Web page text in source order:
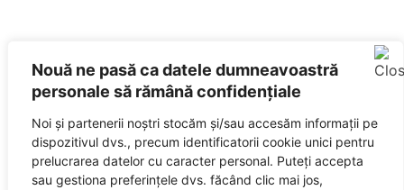
Nouă ne pasă ca datele dumneavoastră
personale să rămână confidențiale
Noi și partenerii noștri stocăm și/sau accesăm informații pe
dispozitivul dvs., precum identificatorii cookie unici pentru
prelucrarea datelor cu caracter personal. Puteți accepta
sau gestiona preferințele dvs. făcând clic mai jos,